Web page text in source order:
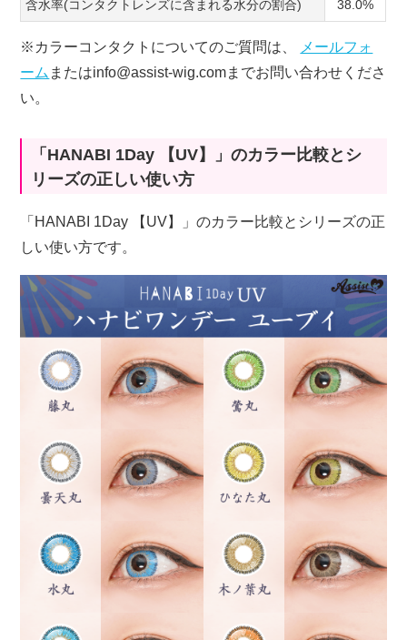
含水率(コンタクトレンズに含まれる水分の割合) 38.0%
※カラーコンタクトについてのご質問は、 メールフォ
ーム またはinfo@assist-wig.comまでお問い合わせくださ
い。
「HANABI 1Day 【UV】」のカラー比較とシ
リーズの正しい使い方
「HANABI 1Day 【UV】」のカラー比較とシリーズの正
しい使い方です。